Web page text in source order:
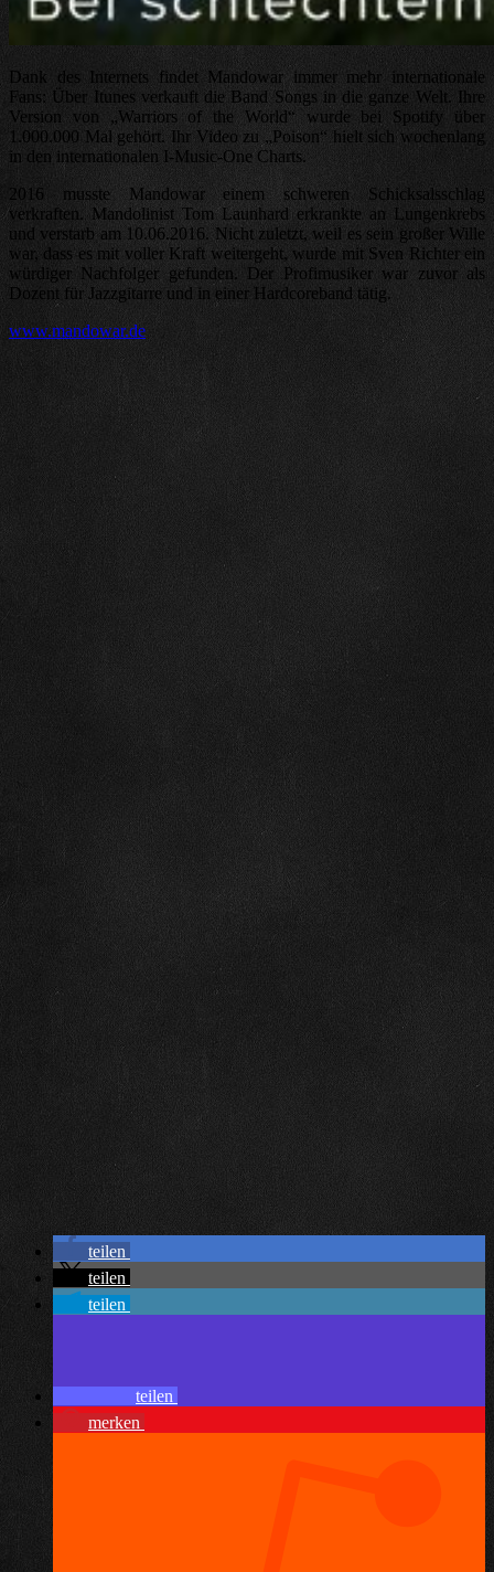
Dank des Internets findet Mandowar immer mehr internationale
Fans: Über Itunes verkauft die Band Songs in die ganze Welt. Ihre
Version von „Warriors of the World“ wurde bei Spotify über
1.000.000 Mal gehört. Ihr Video zu „Poison“ hielt sich wochenlang
in den internationalen I-Music-One Charts.
2016 musste Mandowar einem schweren Schicksalsschlag
verkraften. Mandolinist Tom Launhard erkrankte an Lungenkrebs
und verstarb am 10.06.2016. Nicht zuletzt, weil es sein großer Wille
war, dass es mit voller Kraft weitergeht, wurde mit Sven Richter ein
würdiger Nachfolger gefunden. Der Profimusiker war zuvor als
Dozent für Jazzgitarre und in einer Hardcoreband tätig.
www.mandowar.de
teilen
teilen
teilen
teilen
merken